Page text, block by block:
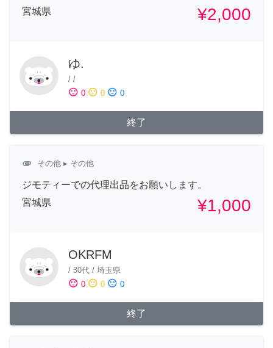
宮城県
¥2,000
ゆ.
/ /
sentiment_satisfied 0 sentiment_neutral 0 sentiment_dissatisfied 0
終了
attachment その他 ▸ その他
ジモティーでの代理出品をお願いします。
宮城県
¥1,000
OKRFM
/ 30代 / 埼玉県
sentiment_satisfied 0 sentiment_neutral 0 sentiment_dissatisfied 0
終了